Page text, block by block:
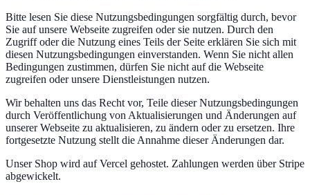
Bitte lesen Sie diese Nutzungsbedingungen sorgfältig durch, bevor
Sie auf unsere Webseite zugreifen oder sie nutzen. Durch den
Zugriff oder die Nutzung eines Teils der Seite erklären Sie sich mit
diesen Nutzungsbedingungen einverstanden. Wenn Sie nicht allen
Bedingungen zustimmen, dürfen Sie nicht auf die Webseite
zugreifen oder unsere Dienstleistungen nutzen.
Wir behalten uns das Recht vor, Teile dieser Nutzungsbedingungen
durch Veröffentlichung von Aktualisierungen und Änderungen auf
unserer Webseite zu aktualisieren, zu ändern oder zu ersetzen. Ihre
fortgesetzte Nutzung stellt die Annahme dieser Änderungen dar.
Unser Shop wird auf Vercel gehostet. Zahlungen werden über Stripe
abgewickelt.